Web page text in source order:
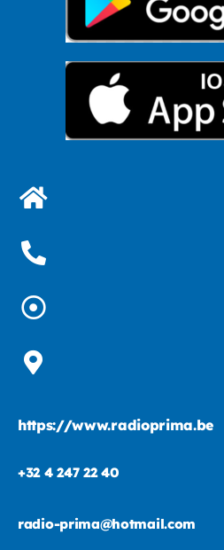
https://www.radioprima.be
+32 4 247 22 40
radio-prima@hotmail.com